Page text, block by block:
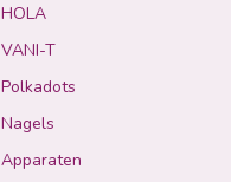
HOLA
VANI-T
Polkadots
Nagels
Apparaten